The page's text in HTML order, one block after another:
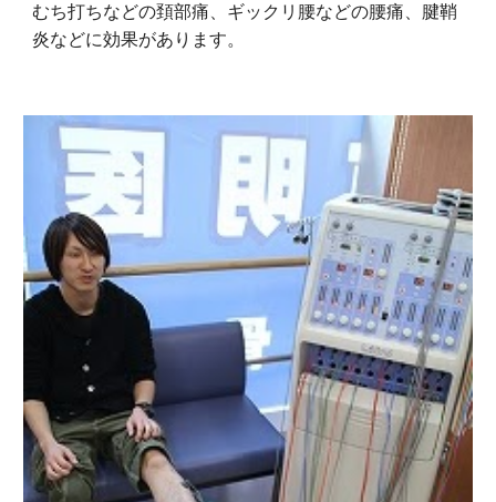
むち打ちなどの頚部痛、ギックリ腰などの腰痛、腱鞘
炎などに効果があります。